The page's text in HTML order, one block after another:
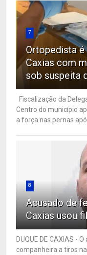
7
Ortopedista
Caxias com
sob suspeita
Fiscalização da
Centro do município
a força nas pernas
8
Acusado de
Caxias usou
DUQUE DE CAXIAS -
companheira a tiros